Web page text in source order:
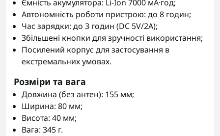
Ємність акумулятора: Li-Ion 7000 мА·год;
Автономність роботи пристрою: до 8 годин;
Час зарядки: до 3 годин (DC 5V/2A);
Збільшені кнопки для зручності використання;
Посилений корпус для застосування в
екстремальних умовах.
Розміри та вага
Довжина (без антен): 155 мм;
Ширина: 80 мм;
Висота: 40 мм;
Вага: 345 г.